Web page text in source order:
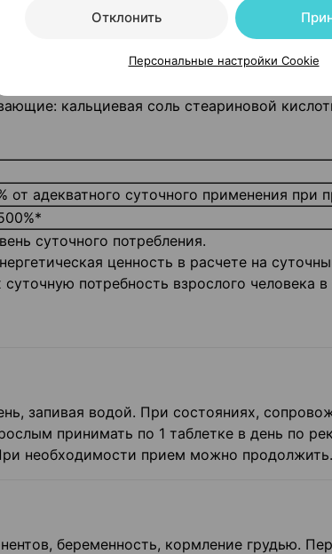
оболочка таблетки (загуститель –
— полиэтиленгликоль, свеклы
кальциевая соль стеариновой
от адекватного суточного применения при
суточного потребления.
ценность в расчете на
потребность взрослого человека в
запивая водой. При состояниях,
принимать по 1 таблетке в день по
необходимости прием можно продолжить.
беременность, кормление грудью.
Отклонить
Персональные настройки Cookie